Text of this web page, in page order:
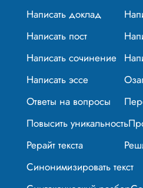
Написать доклад
Написать пост
Написать сочинение
Написать эссе
Ответы на вопросы
Повысить уникальность
Рерайт текста
Синонимизировать текст